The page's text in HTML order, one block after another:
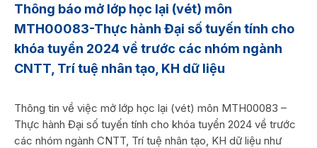
Thông báo mở lớp học lại (vét) môn
MTH00083-Thực hành Đại số tuyến tính cho
khóa tuyển 2024 về trước các nhóm ngành
CNTT, Trí tuệ nhân tạo, KH dữ liệu
Thông tin về việc mở lớp học lại (vét) môn MTH00083 –
Thực hành Đại số tuyến tính cho khóa tuyển 2024 về trước
các nhóm ngành CNTT, Trí tuệ nhân tạo, KH dữ liệu như